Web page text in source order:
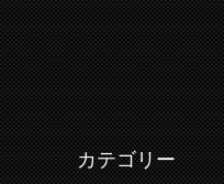
カテゴリー